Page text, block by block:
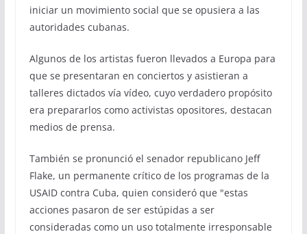
iniciar un movimiento social que se opusiera a las
autoridades cubanas.
Algunos de los artistas fueron llevados a Europa para
que se presentaran en conciertos y asistieran a
talleres dictados vía vídeo, cuyo verdadero propósito
era prepararlos como activistas opositores, destacan
medios de prensa.
También se pronunció el senador republicano Jeff
Flake, un permanente crítico de los programas de la
USAID contra Cuba, quien consideró que "estas
acciones pasaron de ser estúpidas a ser
consideradas como un uso totalmente irresponsable